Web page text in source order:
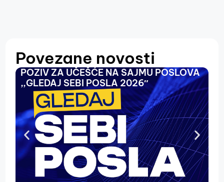
Povezane novosti
POZIV ZA UČEŠĆE NA SAJMU POSLOVA
,,GLEDAJ SEBI POSLA 2026″